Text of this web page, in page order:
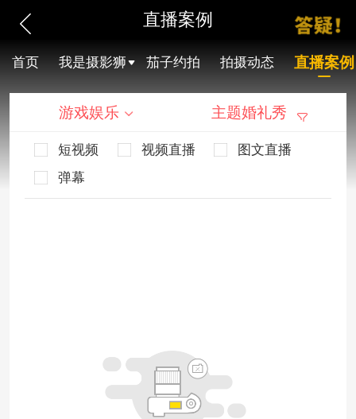
直播案例
首页 我是摄影狮 茄子约拍 拍摄动态 直播案例
游戏娱乐 主题婚礼秀
短视频 视频直播
图文直播
弹幕